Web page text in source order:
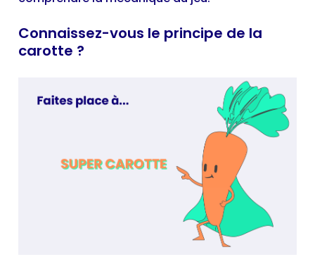
Connaissez-vous le principe de la
carotte ?